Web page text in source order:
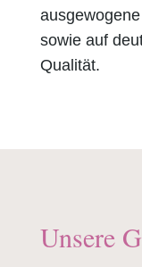
sowie auf
Qualität.
Unsere